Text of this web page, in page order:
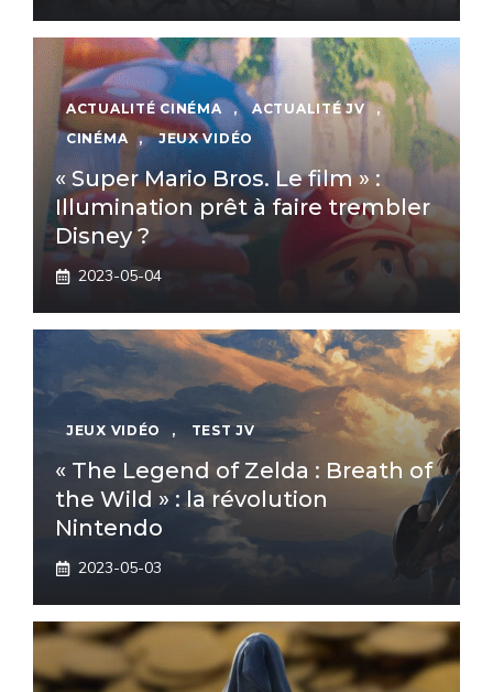
ACTUALITÉ CINÉMA , ACTUALITÉ JV
,
CINÉMA
, JEUX VIDÉO
« Super Mario Bros. Le film » :
Illumination prêt à faire trembler
Disney ?
2023-05-04
JEUX VIDÉO , TEST JV
« The Legend of Zelda : Breath of
the Wild » : la révolution
Nintendo
2023-05-03